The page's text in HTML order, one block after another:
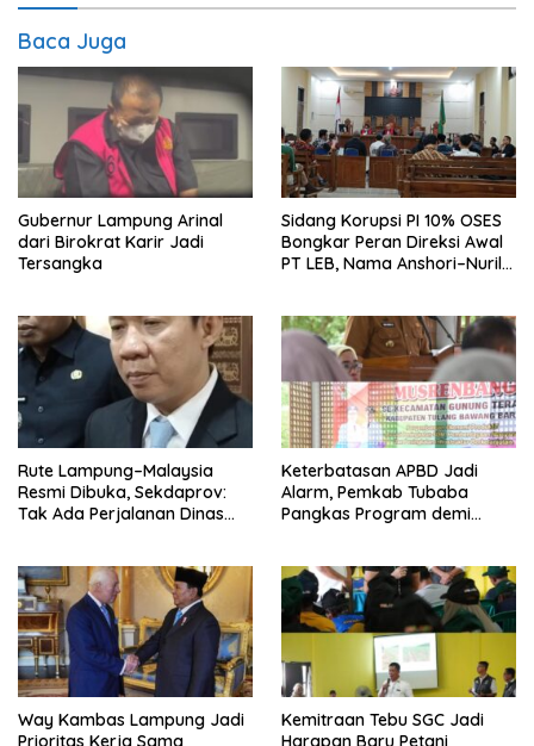
Baca Juga
Gubernur Lampung Arinal
dari Birokrat Karir Jadi
Tersangka
Sidang Korupsi PI 10% OSES
Bongkar Peran Direksi Awal
PT LEB, Nama Anshori–Nuril
Rute Lampung–Malaysia
Resmi Dibuka, Sekdaprov:
Tak Ada Perjalanan Dinas
Keterbatasan APBD Jadi
Alarm, Pemkab Tubaba
Pangkas Program demi
Way Kambas Lampung Jadi
Prioritas Kerja Sama
Kemitraan Tebu SGC Jadi
Harapan Baru Petani